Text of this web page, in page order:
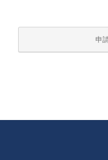
申